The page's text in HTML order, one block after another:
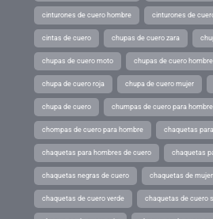
cinturones de cuero hombre cinturones de
cintas de cuero chupas de cuero zara
chupas de cuero moto chupas de cuero hombre
chupa de cuero roja chupa de cuero mujer
chupa de cuero chumpas de cuero para hombre
chompas de cuero para hombre chaquetas
chaquetas para hombres de cuero chaquetas
chaquetas negras de cuero chaquetas de
chaquetas de cuero verde chaquetas de cuero